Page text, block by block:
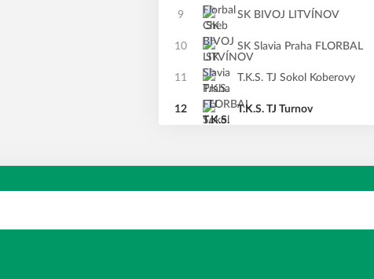
9 SK BIVOJ LITVÍNOV
10 SK Slavia Praha FLORBAL
11 T.K.S. TJ Sokol Koberovy
12 T.K.S. TJ Turnov